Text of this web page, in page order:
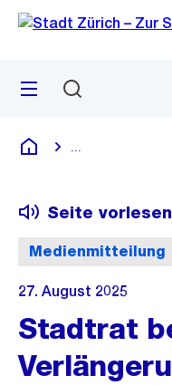
Navigation
Sprunglink
Menü
Deutsch
Medienmitteilung
Seite vorlesen
27. August 2025
Stadtrat